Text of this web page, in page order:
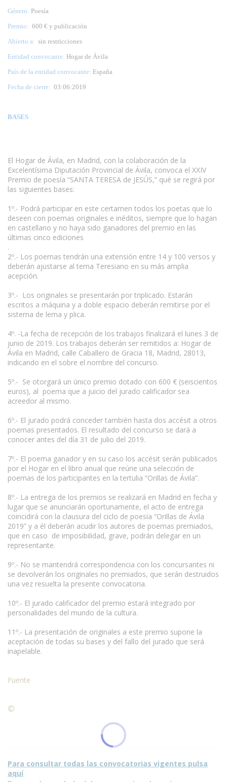
Género: Poesía
Premio: 600 € y publicación
Abierto a: sin restricciones
Entidad convocante: Hogar de Ávila
País de la entidad convocante: España
Fecha de cierre: 03:06:2019
BASES
El Hogar de Ávila, en Madrid, con la colaboración de la
Excelentísima Diputación Provincial de Ávila, convoca el XXIV
Premio de poesía “SANTA TERESA de JESÚS,” qué se regirá por
las siguientes bases:
1º.- Podrá participar en este certamen todos los poetas que lo
deseen con poemas originales e inéditos, siempre que lo hagan
en castellano y no haya sido ganadores del premio en las
últimas cinco ediciones
.
2º.- Los poemas tendrán una extensión entre 14 y 100 versos y
deberán ajustarse al tema Teresiano en su más amplia
acepción.
3º.- Los originales se presentarán por triplicado. Estarán
escritos a máquina y a doble espacio deberán remitirse por el
sistema de lema y plica.
4º. -La fecha de recepción de los trabajos finalizará el lunes 3 de
junio de 2019. Los trabajos deberán ser remitidos a: Hogar de
Ávila en Madrid, calle Caballero de Gracia 18, Madrid, 28013,
indicando en el sobre el nombre del concurso.
5º.- Se otorgará un único premio dotado con 600 € (seiscientos
euros), al poema que a juicio del jurado calificador sea
acreedor al mismo.
6º.- El jurado podrá conceder también hasta dos accésit a otros
poemas presentados. El resultado del concurso se dará a
conocer antes del día 31 de julio del 2019.
7º.- El poema ganador y en su caso los accésit serán publicados
por el Hogar en el libro anual que reúne una selección de
poemas de los participantes en la tertulia “Orillas de Ávila”.
8º.- La entrega de los premios se realizará en Madrid en fecha y
lugar que se anunciarán oportunamente, el acto de entrega
coincidirá con la clausura del ciclo de poesía “Orillas de Ávila
2019” y a él deberán acudir los autores de poemas premiados,
que en caso de imposibilidad, grave, podrán delegar en un
representante.
9º.- No se mantendrá correspondencia con los concursantes ni
se devolverán los originales no premiados, que serán destruidos
una vez resuelta la presente convocatoria.
10º.- El jurado calificador del premio estará integrado por
personalidades del mundo de la cultura.
11º.- La presentación de originales a este premio supone la
aceptación de todas su bases y del fallo del jurado que será
inapelable.
Fuente
©
Para consultar todas las convocatorias vigentes pulsa
aquí